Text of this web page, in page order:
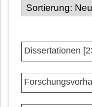
Dissertationen